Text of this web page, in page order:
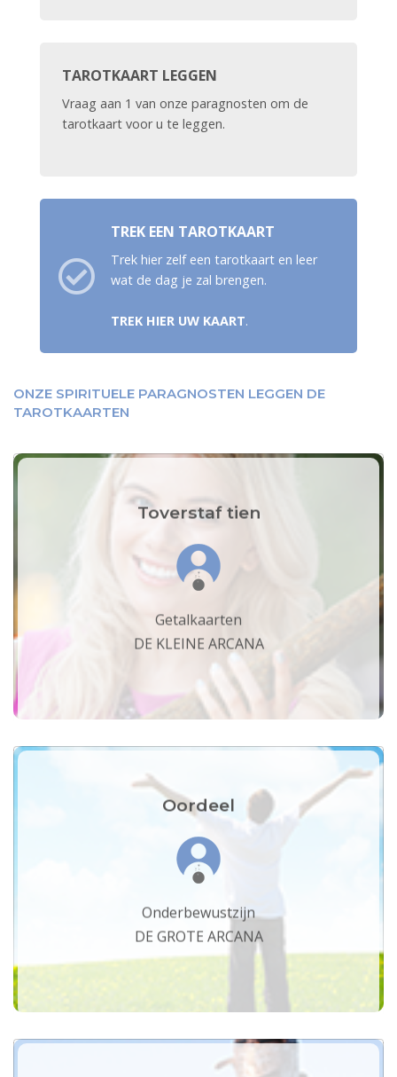
TAROTKAART LEGGEN
Vraag aan 1 van onze paragnosten om de
tarotkaart voor u te leggen.
TREK EEN TAROTKAART
Trek hier zelf een tarotkaart en leer
wat de dag je zal brengen.
TREK HIER UW KAART.
ONZE SPIRITUELE PARAGNOSTEN LEGGEN DE
TAROTKAARTEN
Toverstaf tien
Getalkaarten
DE KLEINE ARCANA
Oordeel
Onderbewustzijn
DE GROTE ARCANA